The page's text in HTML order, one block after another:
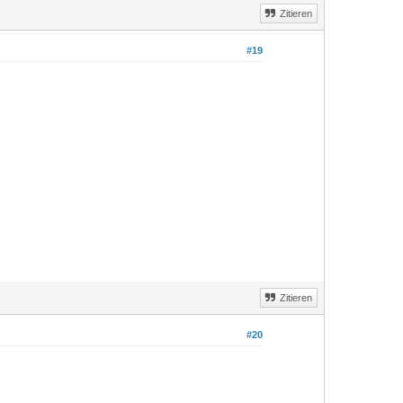
Zitieren
#19
Zitieren
#20